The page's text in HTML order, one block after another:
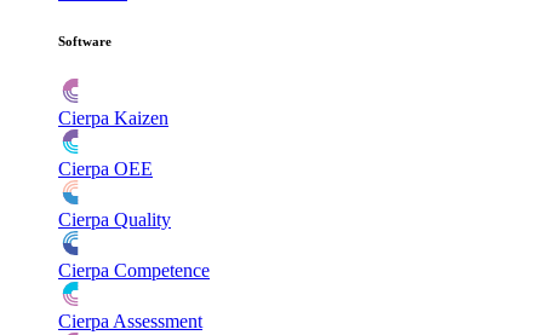
Software
Cierpa Kaizen
Cierpa OEE
Cierpa Quality
Cierpa Competence
Cierpa Assessment